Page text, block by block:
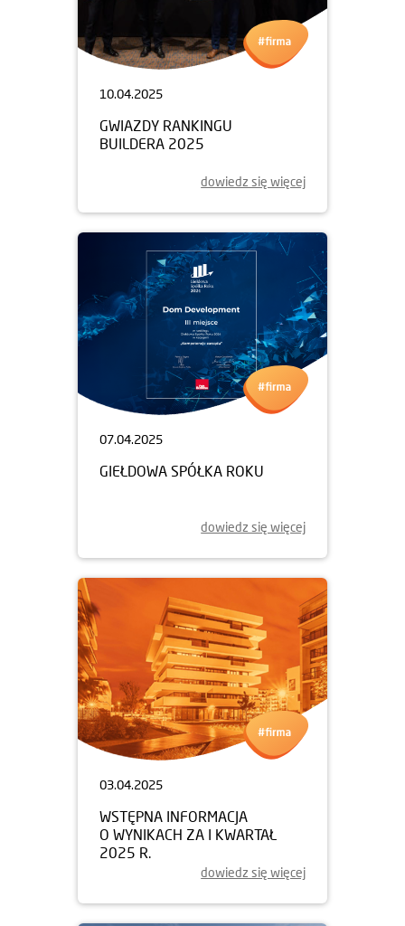
10.04.2025
GWIAZDY RANKINGU
BUILDERA 2025
dowiedz się więcej
07.04.2025
GIEŁDOWA SPÓŁKA ROKU
dowiedz się więcej
03.04.2025
WSTĘPNA INFORMACJA
O WYNIKACH ZA I KWARTAŁ
2025 R.
dowiedz się więcej